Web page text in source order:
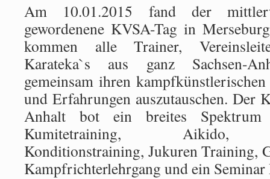
Am 10.01.2015 fand der
gewordenene KVSA-Tag in
kommen alle Trainer,
Karateka`s aus ganz Sachsen-
gemeinsam ihren
und Erfahrungen auszutauschen. Der
Anhalt bot ein breites
Kumitetraining, Aikido,
Konditionstraining, Jukuren Training,
Kampfrichterlehrgang und ein Seminar